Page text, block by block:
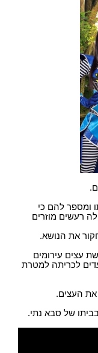
ומספר להם כי
רעשים מוזרים
את הנושא.
עצים עירומים
לכריתה למטרת
את העצים.
של סבא נתי.